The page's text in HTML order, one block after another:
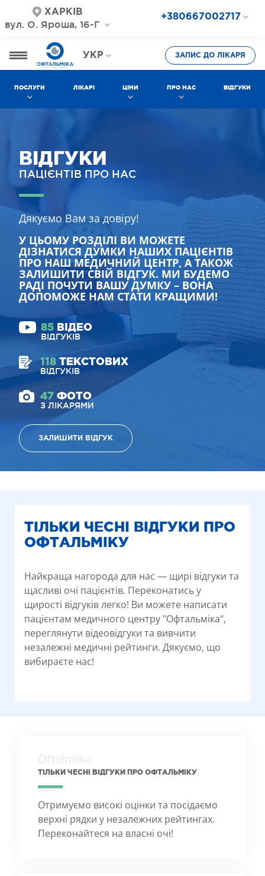
ХАРКІВ
вул. О. Яроша, 16-Г
+380667002717
+380577002717
УКР
РОС
ЗАПИС ДО ЛІКАРЯ
ПОСЛУГИ ЛІКАРІ ЦІНИ ПРО НАС ВІДГУКИ
ВІДГУКИ
ПАЦІЄНТІВ ПРО НАС
Дякуємо Вам за довіру!
У ЦЬОМУ РОЗДІЛІ ВИ МОЖЕТЕ
ДІЗНАТИСЯ ДУМКИ НАШИХ ПАЦІЄНТІВ
ПРО НАШ МЕДИЧНИЙ ЦЕНТР, А ТАКОЖ
ЗАЛИШИТИ СВІЙ ВІДГУК. МИ БУДЕМО
РАДІ ПОЧУТИ ВАШУ ДУМКУ – ВОНА
ДОПОМОЖЕ НАМ СТАТИ КРАЩИМИ!
85 ВІДЕО
ВІДГУКІВ
118 ТЕКСТОВИХ
ВІДГУКІВ
47 ФОТО
З ЛІКАРЯМИ
ЗАЛИШИТИ ВІДГУК
ТІЛЬКИ ЧЕСНІ ВІДГУКИ ПРО
ОФТАЛЬМІКУ
Найкраща нагорода для нас — щирі відгуки та
щасливі очі пацієнтів. Переконатись у
щирості відгуків легко! Ви можете написати
пацієнтам медичного центру "Офтальміка",
переглянути відеовідгуки та вивчити
незалежні медичні рейтинги. Дякуємо, що
вибираєте нас!
ТІЛЬКИ ЧЕСНІ ВІДГУКИ ПРО ОФТАЛЬМІКУ
Отримуємо високі оцінки та посідаємо
верхні рядки у незалежних рейтингах.
Переконайтеся на власні очі!